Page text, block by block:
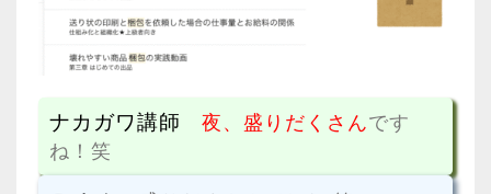
ナカガワ講師 夜、盛りだくさんです
ね！笑